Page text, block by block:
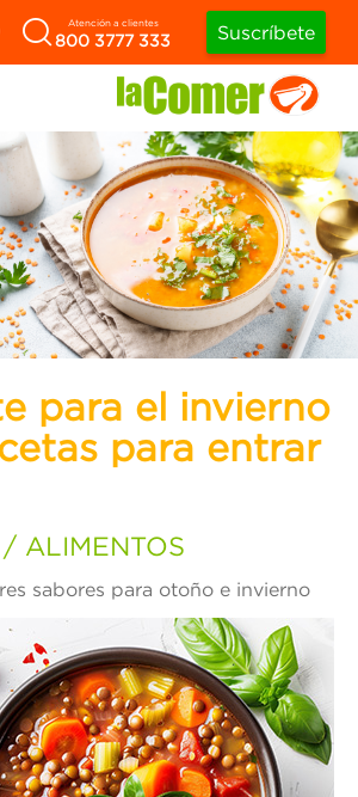
Atención a clientes
800 3777 333 Suscríbete
para entrar
ALIMENTOS
sabores para otoño e invierno